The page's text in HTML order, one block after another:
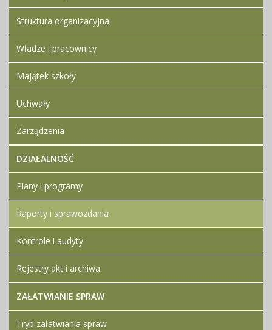
Struktura organizacyjna
Władze i pracownicy
Majątek szkoły
Uchwały
Zarządzenia
DZIAŁALNOŚĆ
Plany i programy
Raporty i sprawozdania
Kontrole i audyty
Rejestry akt i archiwa
ZAŁATWIANIE SPRAW
Tryb załatwiania spraw